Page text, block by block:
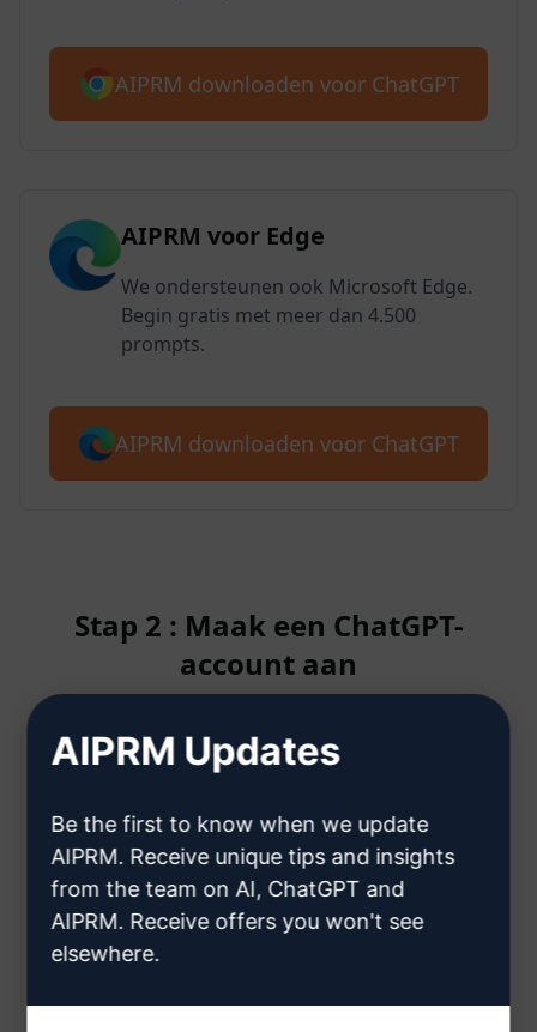
AIPRM downloaden voor ChatGPT
AIPRM voor Edge
We ondersteunen ook Microsoft Edge.
Begin gratis met meer dan 4.500
prompts.
AIPRM downloaden voor ChatGPT
Stap 2 : Maak een ChatGPT-
account aan
Klik hier om te leren hoe je een
Stap 3: Gebruik de prompt in je
AIPRM Updates
Be the first to know when we update
AIPRM. Receive unique tips and insights
from the team on AI, ChatGPT and
AIPRM. Receive offers you won't see
elsewhere.